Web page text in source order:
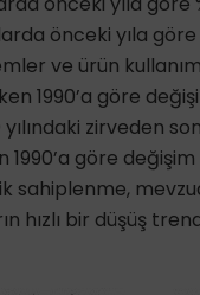
önceki yıla göre
ve ürün
1990’a göre
zirveden
göre
sahiplenme,
bir düşüş